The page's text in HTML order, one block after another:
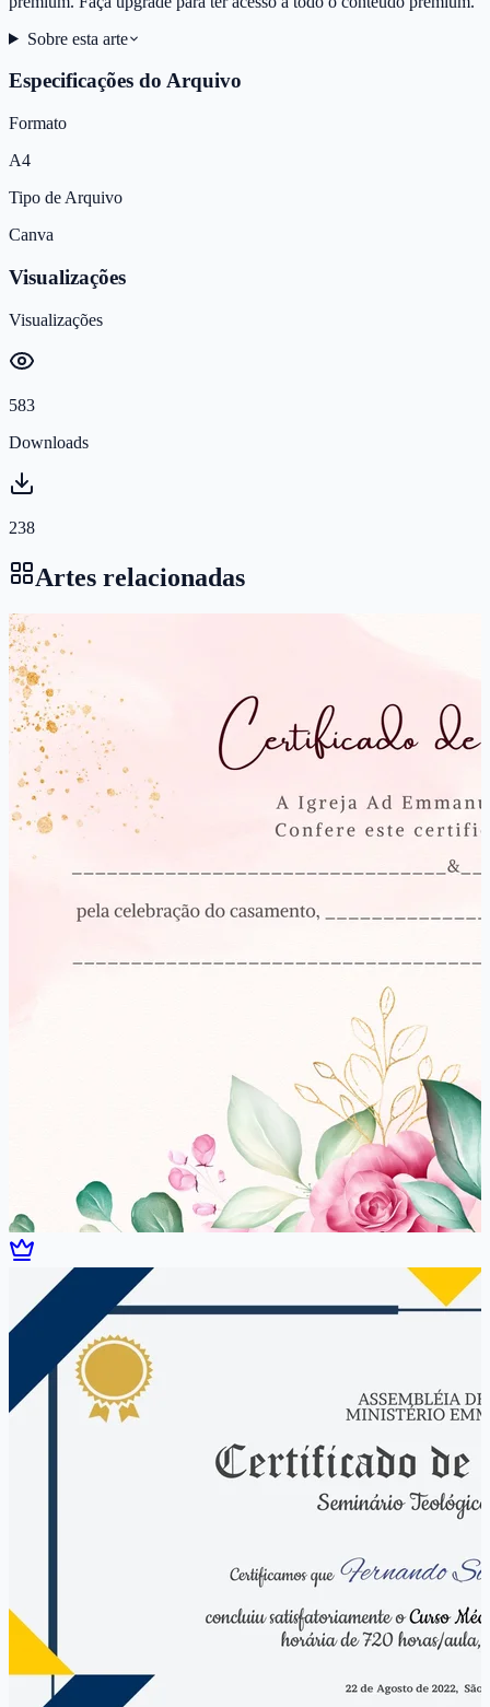
Sobre esta arte
Especificações do Arquivo
Formato
A4
Tipo de Arquivo
Canva
Visualizações
Visualizações
583
Downloads
238
Artes relacionadas